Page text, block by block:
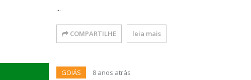
...
COMPARTILHE leia mais
GOIÁS 8 anos atrás